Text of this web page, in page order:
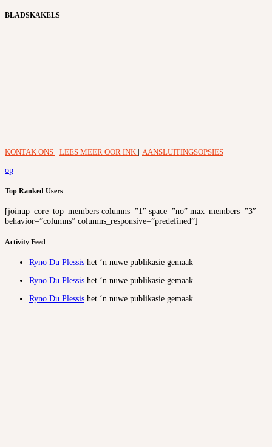
BLADSKAKELS
KONTAK ONS LEES MEER OOR INK
AANSLUITINGSOPSIES
op
Top Ranked Users
[joinup_core_top_members columns=”1″ space=”no” max_members=”3″
behavior=”columns” columns_responsive=”predefined”]
Activity Feed
Ryno Du Plessis het ‘n nuwe publikasie gemaak
Ryno Du Plessis het ‘n nuwe publikasie gemaak
Ryno Du Plessis het ‘n nuwe publikasie gemaak